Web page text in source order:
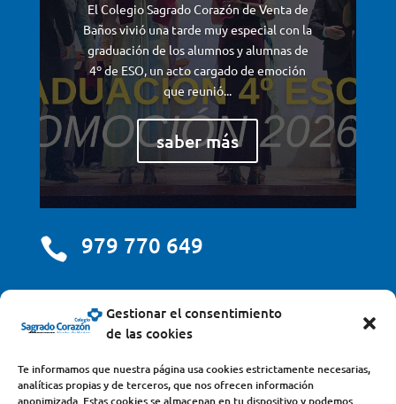
Gestionar el consentimiento
de las cookies
Te informamos que nuestra página usa cookies estrictamente necesarias,
analíticas propias y de terceros, que nos ofrecen información
anonimizada. Estas cookies se almacenan en tu dispositivo y podemos
El Colegio Sagrado Corazón de Venta de
Baños vivió una tarde muy especial con la
graduación de los alumnos y alumnas de
4º de ESO, un acto cargado de emoción
que reunió...
saber más
 979 770 649
centro@scjdehon.com
Colegio y Seminario Sagrado Corazón
Avda. Castilla y León, s/n – 34200 – Venta de Baños